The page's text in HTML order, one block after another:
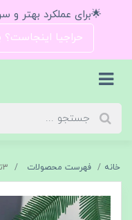
🌟برای عملکرد بهتر و
حراجیا اینجاست؟
خانه فهرست محصولات ۳تیکه کد۲۲۷۰